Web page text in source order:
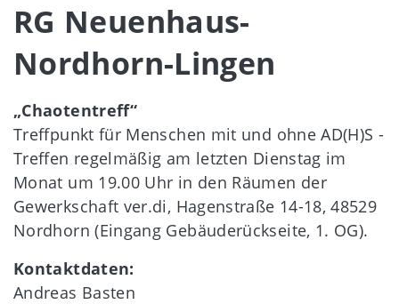
RG Neuenhaus-
Nordhorn-Lingen
„Chaotentreff“
Treffpunkt für Menschen mit und ohne AD(H)S -
Treffen regelmäßig am letzten Dienstag im
Monat um 19.00 Uhr in den Räumen der
Gewerkschaft ver.di, Hagenstraße 14-18, 48529
Nordhorn (Eingang Gebäuderückseite, 1. OG).
Kontaktdaten:
Andreas Basten